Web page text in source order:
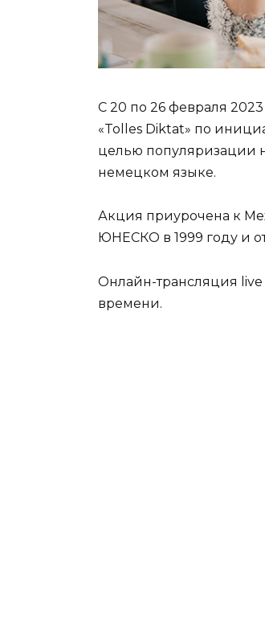
С 20 по 26 февраля
«Tolles Diktat» по
целью популяризации
немецком языке.
Акция приурочена к
ЮНЕСКО в 1999 году и
Онлайн-трансляция live
времени.